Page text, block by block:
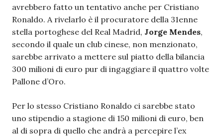
avrebbero fatto un tentativo anche per Cristiano
Ronaldo. A rivelarlo è il procuratore della 31enne
stella portoghese del Real Madrid, Jorge Mendes,
secondo il quale un club cinese, non menzionato,
sarebbe arrivato a mettere sul piatto della bilancia
300 milioni di euro pur di ingaggiare il quattro volte
Pallone d’Oro.
Per lo stesso Cristiano Ronaldo ci sarebbe stato
uno stipendio a stagione di 150 milioni di euro, ben
al di sopra di quello che andrà a percepire l’ex